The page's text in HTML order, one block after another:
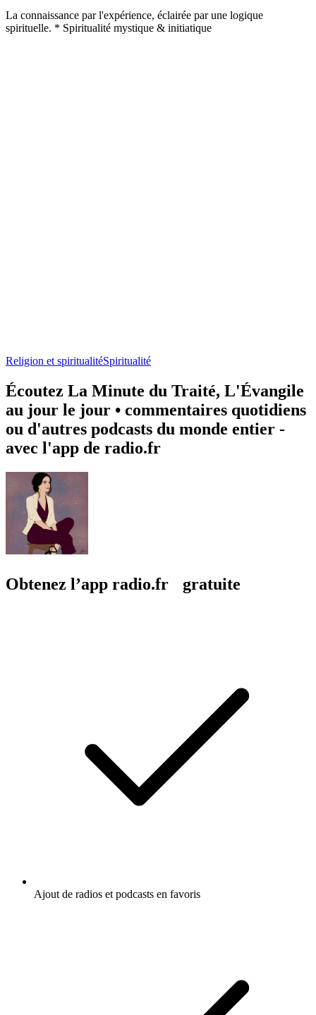
La connaissance par l'expérience, éclairée par une logique
spirituelle. * Spiritualité mystique & initiatique
Religion et spiritualitéSpiritualité
Écoutez La Minute du Traité, L'Évangile
au jour le jour • commentaires quotidiens
ou d'autres podcasts du monde entier -
avec l'app de radio.fr
Obtenez l’app radio.fr gratuite
Ajout de radios et podcasts en favoris